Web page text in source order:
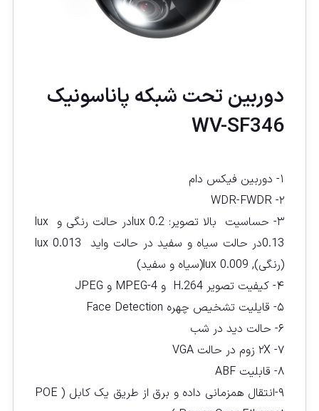
دوربين تحت شبكه پاناسونيک
WV-SF346
۱- دوربین فیکس دام
۲- WDR-FWDR
۳- حساسیت بالا تصویر: lux 0.2در حالت رنگی و lux
0.13در حالت سیاه و سفید در حالت واید lux 0.013
(رنگی), lux 0.009(سیاه و سفید)
۴- کیفیت تصویر H.264 و MPEG-4 و JPEG
۵- قایلیت تشخیص چهره Face Detection
۶- حالت دید در شب
۷- ۲X زوم در حالت VGA
۸- قابلیت ABF
۹-انتقال همزمانی داده و برق از طریق یک کابل ( POE